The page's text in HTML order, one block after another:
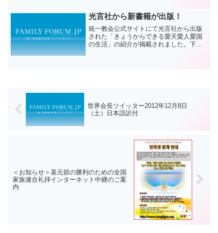
が行われました。すっかりファンになっ
た私たち...
光言社から新書籍が出版！
統一教会公式サイトにて光言社から出版
された「きょうからできる愛天愛人愛国
の生活」の紹介が掲載されました。下記
世界会長ツイッター2012年12月8日
（土）日本語訳付
＜お知らせ＞基元節の勝利のための全国
家族連合礼拝インターネット中継のご案
内